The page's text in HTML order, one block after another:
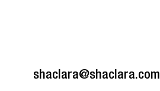
shaclara@shaclara.com